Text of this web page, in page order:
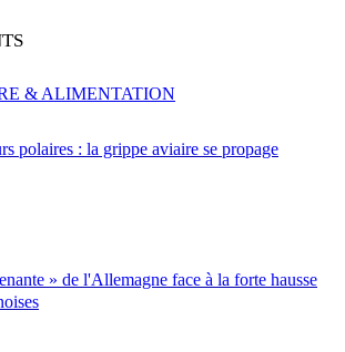
polaires : la grippe aviaire se propage
& ALIMENTATION
» de l'Allemagne face à la forte hausse